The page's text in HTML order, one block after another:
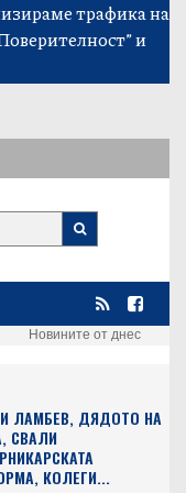
трафика на
и
Новините от днес
ЛАМБЕВ, ДЯДОТО НА
СВАЛИ
КОЛЕГИ...